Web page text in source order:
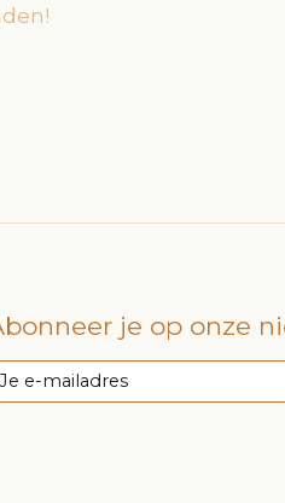
je op onze